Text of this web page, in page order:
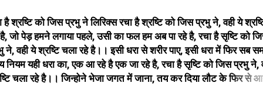
है श्रष्टि को जिस प्रभु ने लिरिक्स रचा है श्रष्टि को जिस प्रभु ने, वही ये
जो पेड़ हमने लगाया पहले, उसी का फल हम अब पा रहे है, रचा है सृष्टि को
ने, वही ये श्रष्टि चला रहे है।। इसी धरा से शरीर पाए, इसी धरा में फिर सब
नियम यही धरा का, एक आ रहे है एक जा रहे है, रचा है सृष्टि को जिस प्रभु ने,
चला रहे है।। जिन्होने भेजा जगत में जाना, तय कर दिया लौट के फिर से